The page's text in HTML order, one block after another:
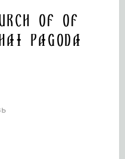
of of
Pagoda